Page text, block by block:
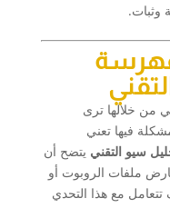
وثبات.
من خلالها ترى
فيها تعني
سيو التقني يتضح أن
ملفات الروبوت أو
مع هذا التحدي